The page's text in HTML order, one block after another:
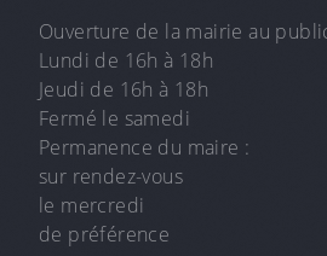
Ouverture de la mairie au
Lundi de 16h à 18h
Jeudi de 16h à 18h
Fermé le samedi
Permanence du maire :
sur rendez-vous
le mercredi
de préférence